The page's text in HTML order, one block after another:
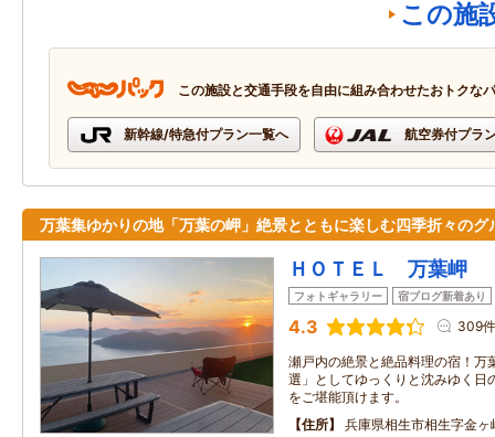
この施
この施設と交通手段を自由に組み合わせたおトクな
新幹線/特急付プラン一覧へ 航空券付プラ
万葉集ゆかりの地「万葉の岬」絶景とともに楽しむ四季折々のグ
ＨＯＴＥＬ 万葉岬
フォトギャラリー 宿ブログ新着あり
4.3 309件
瀬戸内の絶景と絶品料理の宿！万
選」としてゆっくりと沈みゆく日
をご堪能頂けます。
住所
兵庫県相生市相生字金ヶ